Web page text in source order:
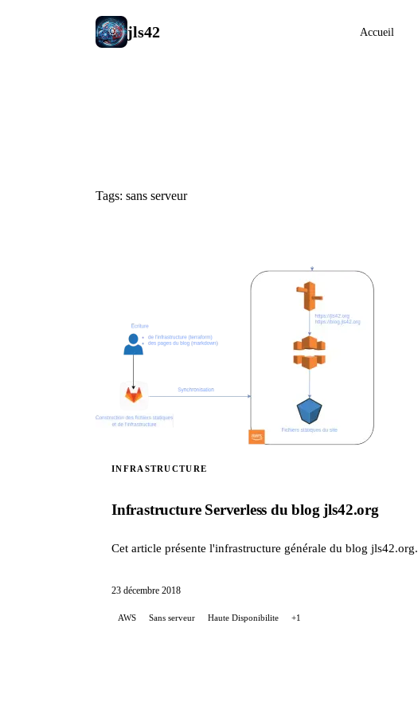
jls42 Accueil
Tags: sans serveur
INFRASTRUCTURE
Infrastructure Serverless du blog jls42.org
Cet article présente l'infrastructure générale du blog jls42.org.
23 décembre 2018
AWS Sans serveur Haute Disponibilite +1